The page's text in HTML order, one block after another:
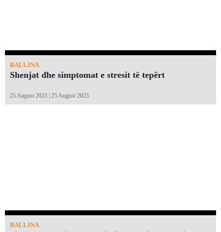
BALLINA
Shenjat dhe simptomat e stresit të tepërt
25 August 2023 | 25 August 2023
BALLINA